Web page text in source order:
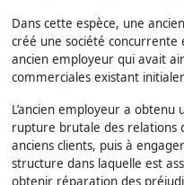
Dans cette espèce, une
créé une société
ancien employeur qui avait
commerciales existant
L’ancien employeur a
rupture brutale des relations
anciens clients, puis à
structure dans laquelle est
obtenir réparation des